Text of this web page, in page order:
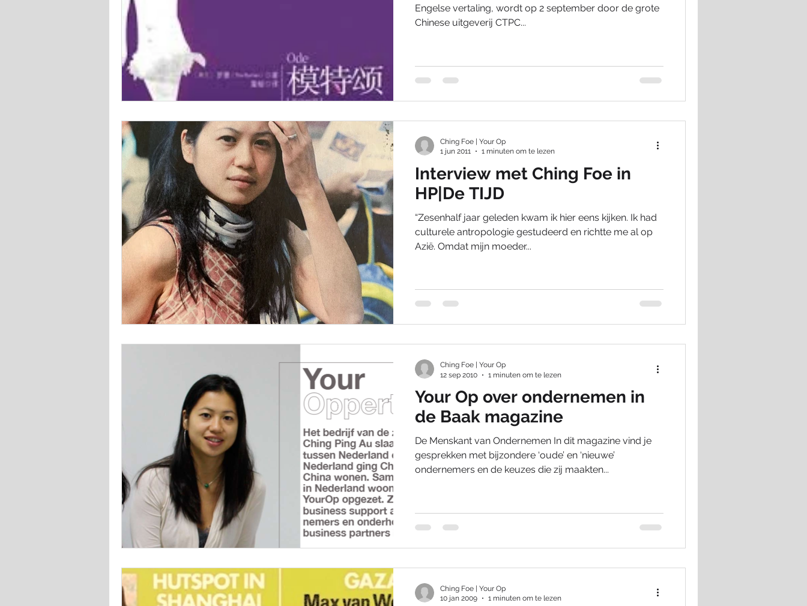
Engelse vertaling, wordt op 2 september door de grote
Chinese uitgeverij CTPC...
Interview met Ching Foe in
HP|De TIJD
“Zesenhalf jaar geleden kwam ik hier eens kijken. Ik had
culturele antropologie gestudeerd en richtte me al op
Azië. Omdat mijn moeder...
Ching Foe | Your Op
1 jun 2011
1 minuten om te lezen
Your Op over ondernemen in
de Baak magazine
De Menskant van Ondernemen In dit magazine vind je
gesprekken met bijzondere ‘oude’ en ‘nieuwe’
ondernemers en de keuzes die zij maakten...
Ching Foe | Your Op
12 sep 2010
1 minuten om te lezen
Ching Foe | Your Op
10 jan 2009
1 minuten om te lezen